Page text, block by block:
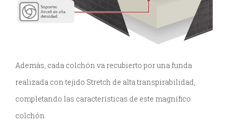
Además, cada colchón va recubierto por una funda
realizada con tejido Stretch de alta transpirabilidad,
completando las características de este magnífico
colchón.